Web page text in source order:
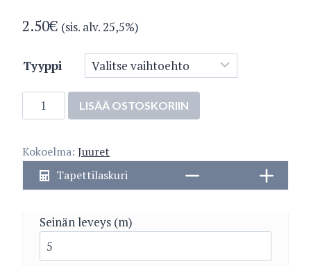
2.50€ (sis. alv. 25,5%)
Tyyppi
Emilia
3019-
määrä
LISÄÄ OSTOSKORIIN
Kokoelma: Juuret
Tapettilaskuri
Seinän leveys (m)